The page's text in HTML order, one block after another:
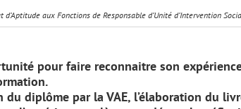
d’Aptitude aux Fonctions de Responsable d’Unité d’Intervention
pour faire reconnaitre son
du diplôme par la VAE, l’élaboration du